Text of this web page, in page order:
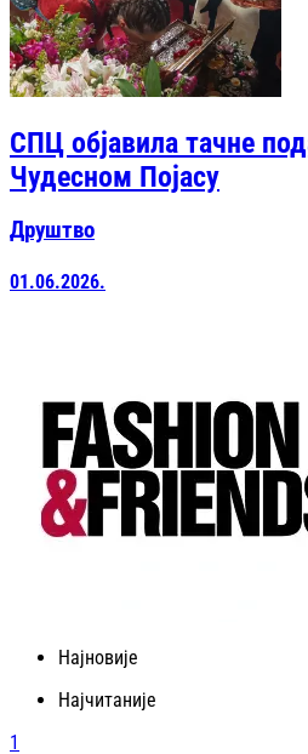
СПЦ објавила тачне
Чудесном Појасу
Друштво
01.06.2026.
Најновије
Најчитаније
1